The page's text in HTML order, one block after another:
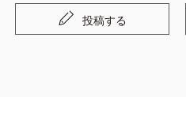
投稿する